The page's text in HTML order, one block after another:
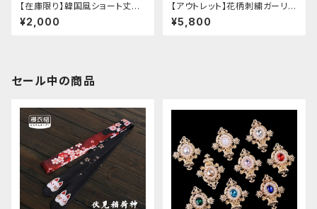
【在庫限り】韓国風ショート丈シ
ャツ（へそ出し：重ね着
¥2,000
【アウトレット】花柄刺繍ガーリー
フードコート（Lサイズ
¥5,800
セール中の商品